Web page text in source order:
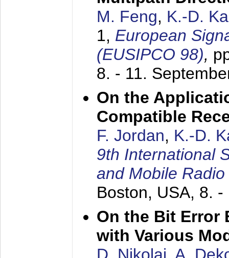
M. Feng, K.-D.
1, European
(EUSIPCO 98),
8. - 11.
On the
Compatible
F. Jordan, K.-D.
9th International
and Mobile
Boston, USA, 8. -
On the Bit Error
with Various